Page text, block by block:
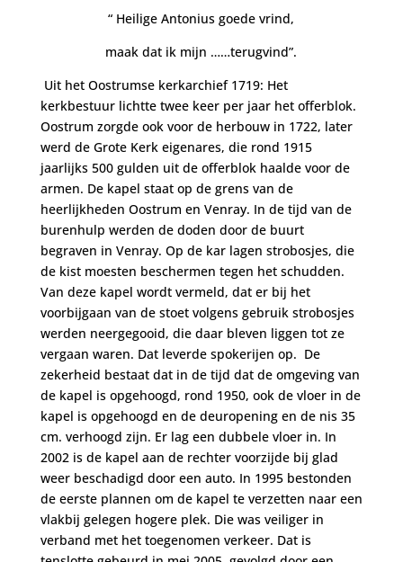
“ Heilige Antonius goede vrind,
maak dat ik mijn ……terugvind”.
Uit het Oostrumse kerkarchief 1719: Het
kerkbestuur lichtte twee keer per jaar het offerblok.
Oostrum zorgde ook voor de herbouw in 1722, later
werd de Grote Kerk eigenares, die rond 1915
jaarlijks 500 gulden uit de offerblok haalde voor de
armen. De kapel staat op de grens van de
heerlijkheden Oostrum en Venray. In de tijd van de
burenhulp werden de doden door de buurt
begraven in Venray. Op de kar lagen strobosjes, die
de kist moesten beschermen tegen het schudden.
Van deze kapel wordt vermeld, dat er bij het
voorbijgaan van de stoet volgens gebruik strobosjes
werden neergegooid, die daar bleven liggen tot ze
vergaan waren. Dat leverde spokerijen op. De
zekerheid bestaat dat in de tijd dat de omgeving van
de kapel is opgehoogd, rond 1950, ook de vloer in de
kapel is opgehoogd en de deuropening en de nis 35
cm. verhoogd zijn. Er lag een dubbele vloer in. In
2002 is de kapel aan de rechter voorzijde bij glad
weer beschadigd door een auto. In 1995 bestonden
de eerste plannen om de kapel te verzetten naar een
vlakbij gelegen hogere plek. Die was veiliger in
verband met het toegenomen verkeer. Dat is